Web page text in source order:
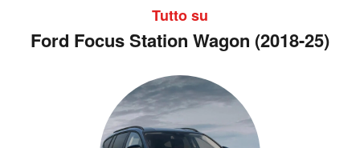
Tutto su
Ford Focus Station Wagon (2018-25)